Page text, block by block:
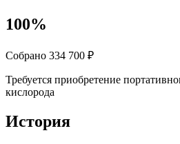
100%
Собрано 334 700 ₽
Требуется приобретение
кислорода
История